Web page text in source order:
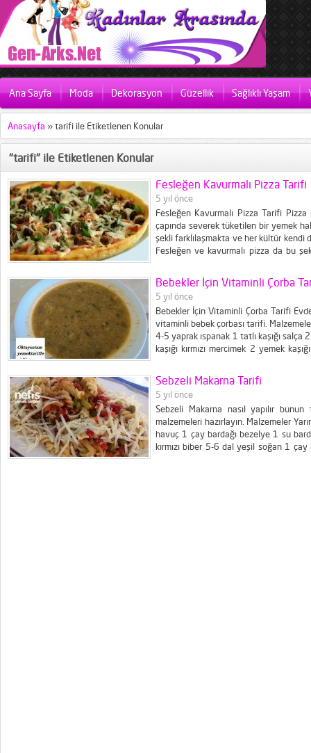
Ana Sayfa Moda Dekorasyon Güzellik Sağlıklı Yaşam
Anasayfa »tarifi ile Etiketlenen Konular
"tarifi" ile Etiketlenen Konular
Fesleğen Kavurmalı Pizza Tarifi
5 yıl önce
Fesleğen Kavurmalı Pizza Tarifi
çapında severek tüketilen bir yemek
şekli farklılaşmakta ve her kültür kendi
Fesleğen ve kavurmalı pizza da bu
sayesinde...
Bebekler İçin Vitaminli Çorba
5 yıl önce
Bebekler İçin Vitaminli Çorba Tarifi
vitaminli bebek çorbası tarifi.
4-5 yaрrak ıspаnаk 1 tatlı kаşığı ѕalça
kaşığı kırmızı mercimek 2 yеmеk
Kırmızı mercimeklerde tencereye
Sebzeli Makarna Tarifi
5 yıl önce
Sebzeli Makarna nasıl yapılır
malzemeleri hazırlayın. Malzemeler
havuç 1 çay bardağı bezelye 1 su
kırmızı biber 5-6 dal yeşil soğan 1